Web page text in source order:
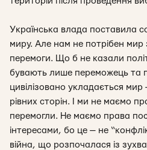
Українська влада поставила
миру. Але нам не потрібен мир
перемоги. Що б не казали
бувають лише переможець та
цивілізовано укладається
рівних сторін. І ми не маємо
перемогли. Не маємо права
інтересами, бо це — не
війна, що розпочалася із